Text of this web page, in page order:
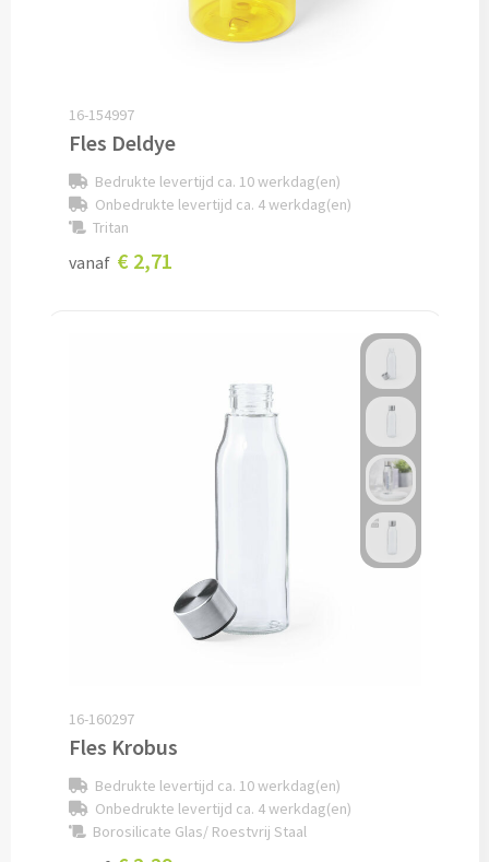
Documentmappen bedrukken
Memo's
Memoblaadjes bedrukken
Memo boekjes bedrukken
Custom made notitieboekjes
Custom made schrijfblokken
Custom made memoblaadjes
Custom made muismatten
Agenda's bedrukken
Bureau onderleggers bedrukken
Bureaulampen bedrukken
16-154997
Fles Deldye
Bedrukte levertijd ca. 10 werkdag(en)
Onbedrukte levertijd ca. 4 werkdag(en)
Tritan
vanaf € 2,71
16-160297
Fles Krobus
Bedrukte levertijd ca. 10 werkdag(en)
Onbedrukte levertijd ca. 4 werkdag(en)
Borosilicate Glas/ Roestvrij Staal